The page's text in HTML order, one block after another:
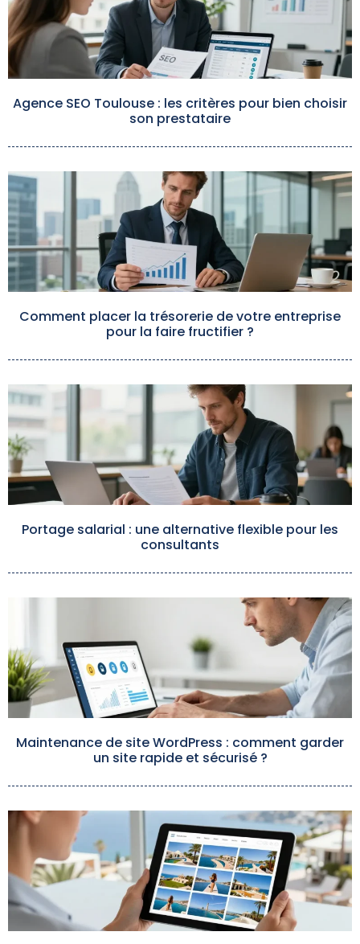
Agence SEO Toulouse : les critères pour bien choisir
son prestataire
Comment placer la trésorerie de votre entreprise
pour la faire fructifier ?
Portage salarial : une alternative flexible pour les
consultants
Maintenance de site WordPress : comment garder
un site rapide et sécurisé ?